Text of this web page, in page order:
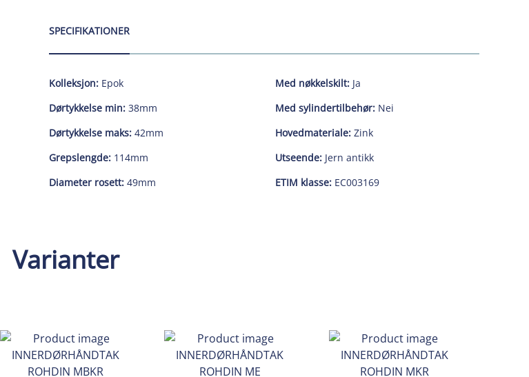
SPECIFIKATIONER
Kolleksjon: Epok
Dørtykkelse min: 38mm
Dørtykkelse maks: 42mm
Grepslengde: 114mm
Diameter rosett: 49mm
Med nøkkelskilt: Ja
Med sylindertilbehør: Nei
Hovedmateriale: Zink
Utseende: Jern antikk
ETIM klasse: EC003169
Varianter